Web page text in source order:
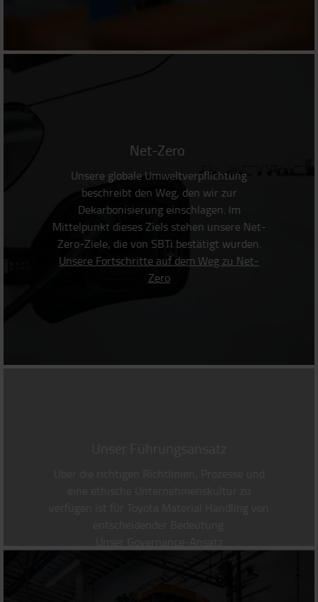
Net-Zero
Unsere globale Umweltverpflichtung
beschreibt den Weg, den wir zur
Dekarbonisierung einschlagen. Im
Mittelpunkt dieses Ziels stehen unsere Net-
Zero-Ziele, die von SBTi bestätigt wurden.
Unsere Fortschritte auf dem Weg zu Net-
Zero